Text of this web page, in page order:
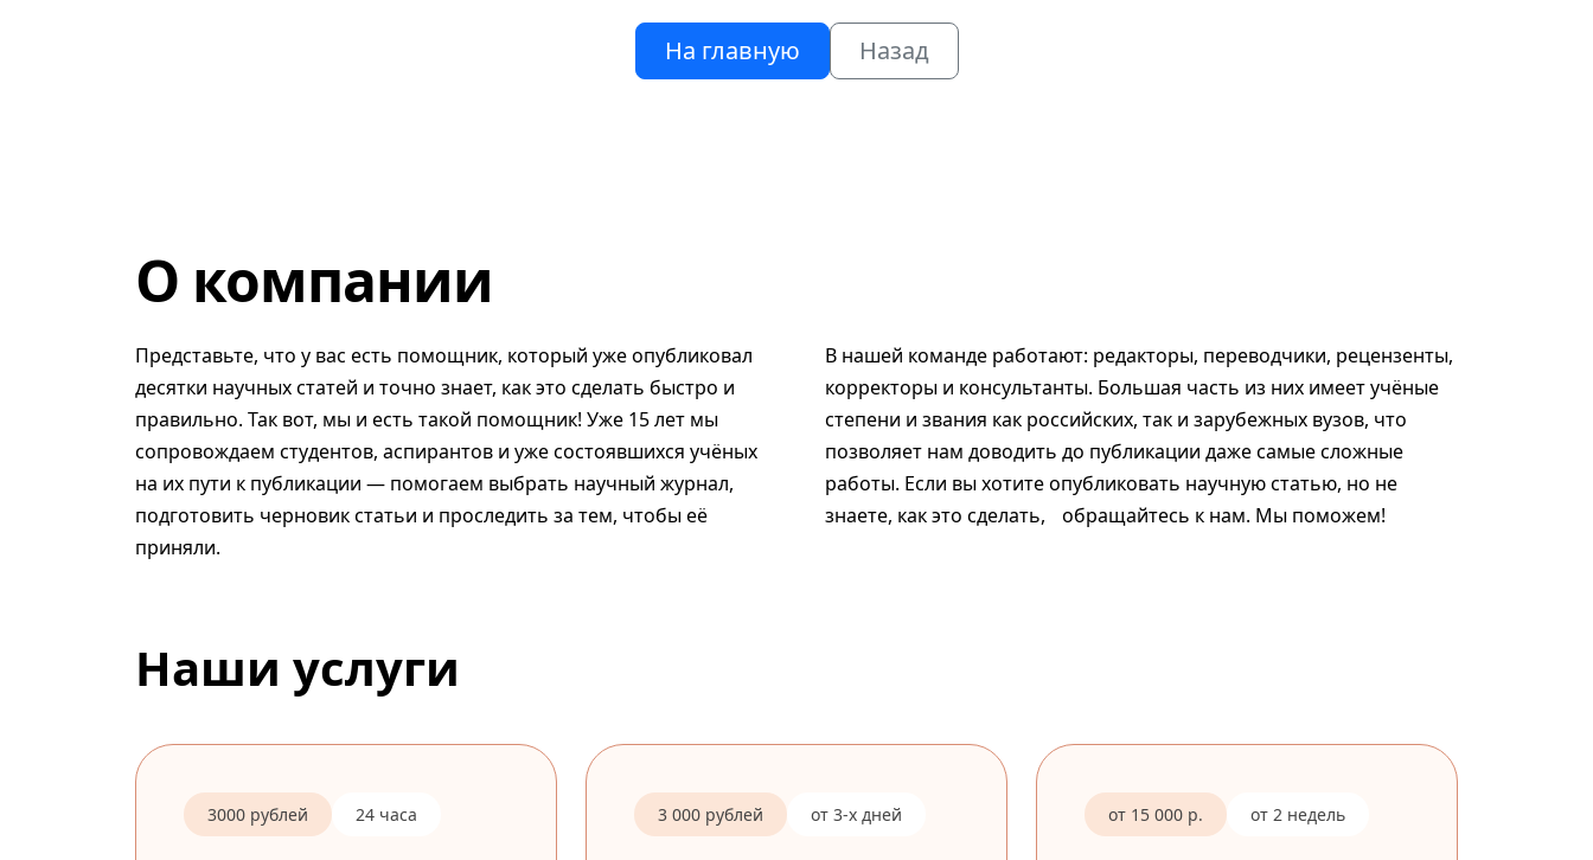
На главную Назад
О компании
Представьте, что у вас есть помощник, который уже опубликовал
десятки научных статей и точно знает, как это сделать быстро и
правильно. Так вот, мы и есть такой помощник! Уже 15 лет мы
сопровождаем студентов, аспирантов и уже состоявшихся учёных
на их пути к публикации — помогаем выбрать научный журнал,
подготовить черновик статьи и проследить за тем, чтобы её
приняли.
В нашей команде работают: редакторы, переводчики, рецензенты,
корректоры и консультанты. Большая часть из них имеет учёные
степени и звания как российских, так и зарубежных вузов, что
позволяет нам доводить до публикации даже самые сложные
работы. Если вы хотите опубликовать научную статью, но не
знаете, как это сделать, обращайтесь к нам. Мы поможем!
Наши услуги
3000 рублей 24 часа 3 000 рублей от 3-х дней от 15 000 р. от 2 недель